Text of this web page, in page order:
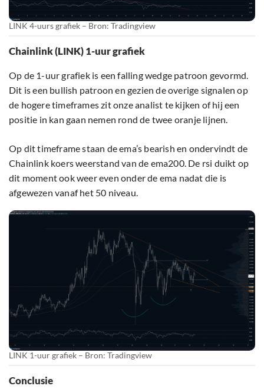
LINK 4-uurs grafiek – Bron: Tradingview
Chainlink (LINK) 1-uur grafiek
Op de 1-uur grafiek is een falling wedge patroon gevormd.
Dit is een bullish patroon en gezien de overige signalen op
de hogere timeframes zit onze analist te kijken of hij een
positie in kan gaan nemen rond de twee oranje lijnen.
Op dit timeframe staan de ema’s bearish en ondervindt de
Chainlink koers weerstand van de ema200. De rsi duikt op
dit moment ook weer even onder de ema nadat die is
afgewezen vanaf het 50 niveau.
LINK 1-uur grafiek – Bron: Tradingview
Conclusie